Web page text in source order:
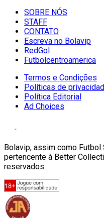
SOBRE NÓS
STAFF
CONTATO
Escreva no Bolavip
RedGol
Futbolcentroamerica
Termos e Condições
Políticas de
Política Editorial
Ad Choices
Bolavip, assim como
pertencente à Better
reservados.